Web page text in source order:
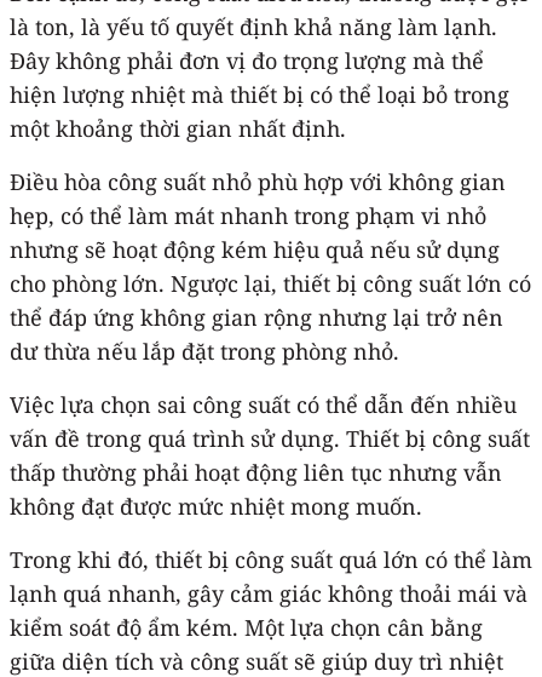
là ton, là yếu tố quyết định khả năng làm lạnh.
Đây không phải đơn vị đo trọng lượng mà thể
hiện lượng nhiệt mà thiết bị có thể loại bỏ trong
một khoảng thời gian nhất định.
Điều hòa công suất nhỏ phù hợp với không gian
hẹp, có thể làm mát nhanh trong phạm vi nhỏ
nhưng sẽ hoạt động kém hiệu quả nếu sử dụng
cho phòng lớn. Ngược lại, thiết bị công suất lớn có
thể đáp ứng không gian rộng nhưng lại trở nên
dư thừa nếu lắp đặt trong phòng nhỏ.
Việc lựa chọn sai công suất có thể dẫn đến nhiều
vấn đề trong quá trình sử dụng. Thiết bị công suất
thấp thường phải hoạt động liên tục nhưng vẫn
không đạt được mức nhiệt mong muốn.
Trong khi đó, thiết bị công suất quá lớn có thể làm
lạnh quá nhanh, gây cảm giác không thoải mái và
kiểm soát độ ẩm kém. Một lựa chọn cân bằng
giữa diện tích và công suất sẽ giúp duy trì nhiệt